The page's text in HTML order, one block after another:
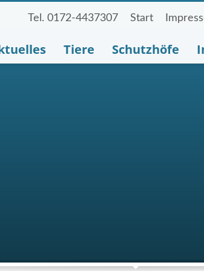
Tel. 0172-4437307 Start
Tiere Schutzhöfe